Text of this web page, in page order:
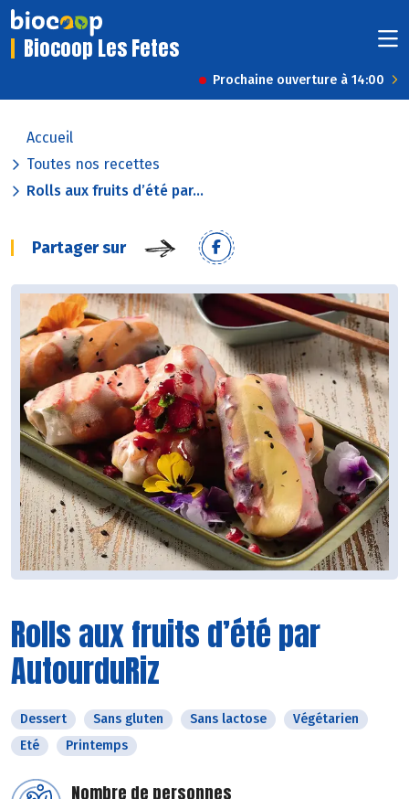
Biocoop Les Fetes
Prochaine ouverture à 14:00
Accueil
Toutes nos recettes
Rolls aux fruits d’été par...
Partager sur
Rolls aux fruits d’été par
AutourduRiz
Dessert Sans gluten Sans lactose
Végétarien
Eté
Printemps
Nombre de personnes